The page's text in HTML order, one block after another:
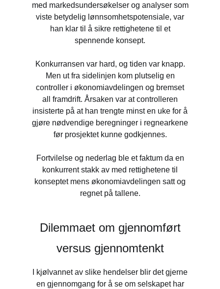
med markedsundersøkelser og analyser som
viste betydelig lønnsomhetspotensiale, var
han klar til å sikre rettighetene til et
spennende konsept.
Konkurransen var hard, og tiden var knapp.
Men ut fra sidelinjen kom plutselig en
controller i økonomiavdelingen og bremset
all framdrift. Årsaken var at controlleren
insisterte på at han trengte minst en uke for å
gjøre nødvendige beregninger i regnearkene
før prosjektet kunne godkjennes.
Fortvilelse og nederlag ble et faktum da en
konkurrent stakk av med rettighetene til
konseptet mens økonomiavdelingen satt og
regnet på tallene.
Dilemmaet om gjennomført
versus gjennomtenkt
I kjølvannet av slike hendelser blir det gjerne
en gjennomgang for å se om selskapet har